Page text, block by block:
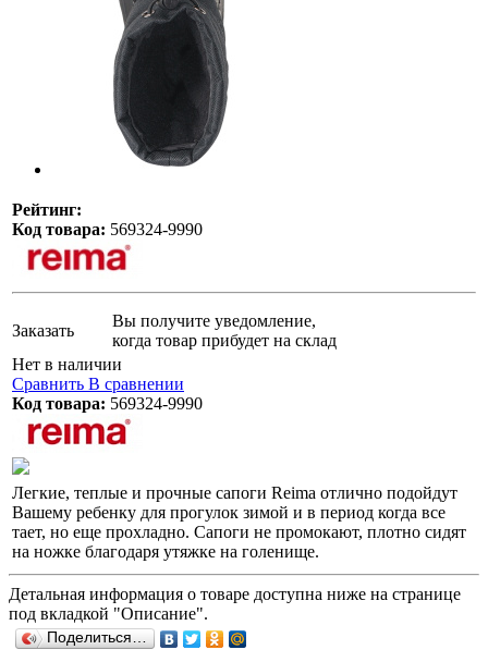
Рейтинг:
Код товара: 569324-9990
Заказать
Вы получите уведомление,
когда товар прибудет на склад
Нет в наличии
Сравнить В сравнении
Код товара: 569324-9990
Легкие, теплые и прочные сапоги Reima отлично подойдут
Вашему ребенку для прогулок зимой и в период когда все
тает, но еще прохладно. Сапоги не промокают, плотно сидят
на ножке благодаря утяжке на голенище.
Детальная информация о товаре доступна ниже на странице
под вкладкой "Описание".
Поделиться…